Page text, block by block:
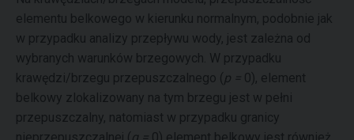
elementu belkowego w kierunku normalnym, podobnie jak
w przypadku analizy przepływu wody, jest zależna od
wybranych warunków brzegowych. W przypadku
krawędzi/brzegu przepuszczalnego ( p =
0), element
belkowy zlokalizowany na tym brzegu jest w pełni
przepuszczalny, natomiast w przypadku granicy